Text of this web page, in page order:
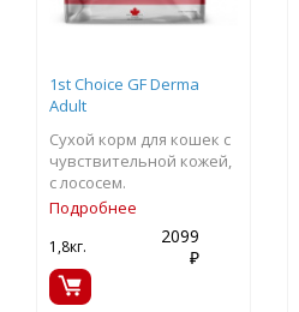
1st Choice GF Derma
Adult
Сухой корм для кошек с
чувствительной кожей,
с лососем.
Подробнее
1,8кг.
2099
₽